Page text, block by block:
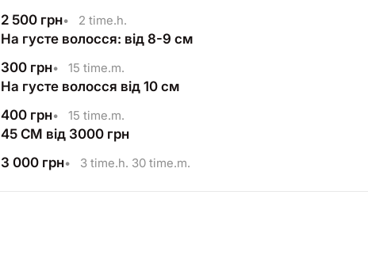
2 500 грн• 2 time.h.
На густе волосся: від 8-9 см
300 грн• 15 time.m.
На густе волосся від 10 см
400 грн• 15 time.m.
45 CM від 3000 грн
3 000 грн• 3 time.h. 30 time.m.